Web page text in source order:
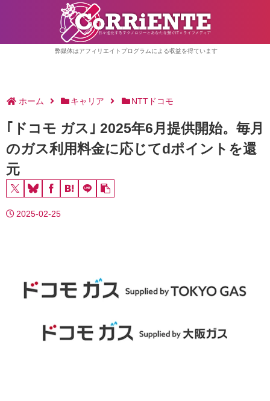
弊媒体はアフィリエイトプログラムによる収益を得ています
ホーム キャリア NTTドコモ
｢ドコモ ガス｣ 2025年6月提供開始。毎月
のガス利用料金に応じてdポイントを還
元
2025-02-25